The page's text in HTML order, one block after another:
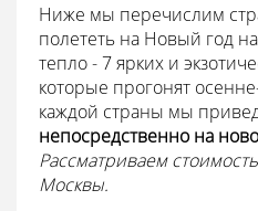
Ниже мы перечислим
полететь на Новый год
тепло - 7 ярких и
которые прогонят
каждой страны мы
непосредственно на
Рассматриваем
Москвы.